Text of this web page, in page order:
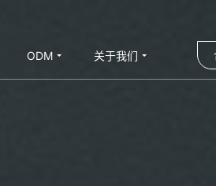
ODM 关于我们